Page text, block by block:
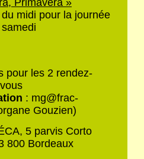
midi pour la journée
pour les 2 rendez-
vous
: mg@frac-
Gouzien)
5 parvis Corto
800 Bordeaux